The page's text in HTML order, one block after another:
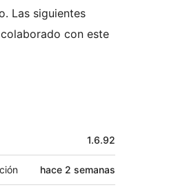
Las siguientes
con este
1.6.92
hace 2 semanas